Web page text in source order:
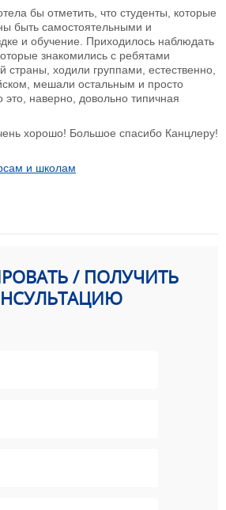
бы отметить, что студенты, которые
быть самостоятельными и
и обучение. Приходилось наблюдать
знакомились с ребятами
страны, ходили группами, естественно,
мешали остальным и просто
это, наверно, довольно типичная
хорошо! Большое спасибо Канцлеру!
и школам
/ ПОЛУЧИТЬ